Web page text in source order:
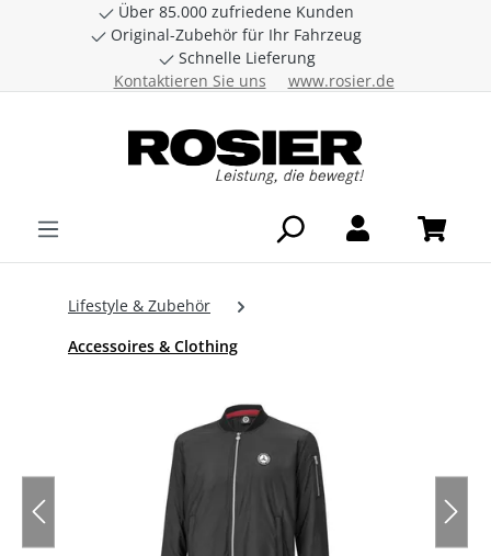
Zum Hauptinhalt springen
Über 85.000 zufriedene Kunden
Original-Zubehör für Ihr Fahrzeug
Schnelle Lieferung
Kontaktieren Sie uns
www.rosier.de
Lifestyle & Zubehör
Accessoires & Clothing